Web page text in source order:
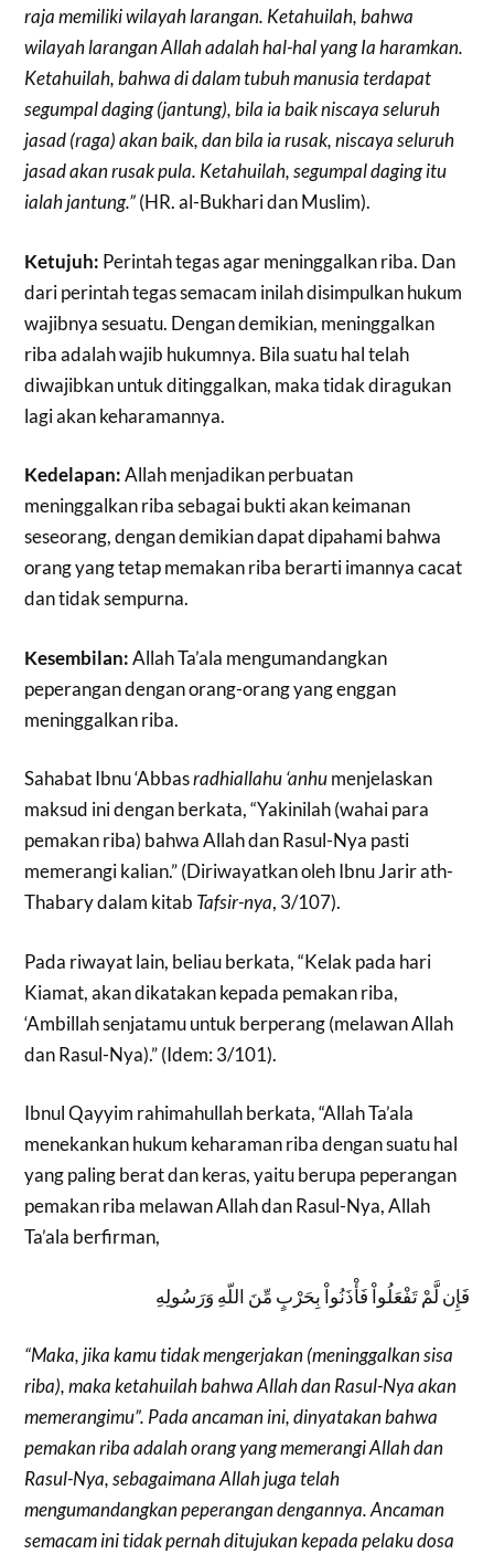
raja memiliki wilayah larangan. Ketahuilah, bahwa
wilayah larangan Allah adalah hal-hal yang Ia haramkan.
Ketahuilah, bahwa di dalam tubuh manusia terdapat
segumpal daging (jantung), bila ia baik niscaya seluruh
jasad (raga) akan baik, dan bila ia rusak, niscaya seluruh
jasad akan rusak pula. Ketahuilah, segumpal daging itu
ialah jantung.”(HR. al-Bukhari dan Muslim).
Ketujuh: Perintah tegas agar meninggalkan riba. Dan
dari perintah tegas semacam inilah disimpulkan hukum
wajibnya sesuatu. Dengan demikian, meninggalkan
riba adalah wajib hukumnya. Bila suatu hal telah
diwajibkan untuk ditinggalkan, maka tidak diragukan
lagi akan keharamannya.
Kedelapan:Allah menjadikan perbuatan
meninggalkan riba sebagai bukti akan keimanan
seseorang, dengan demikian dapat dipahami bahwa
orang yang tetap memakan riba berarti imannya cacat
dan tidak sempurna.
Kesembilan:Allah Ta’ala mengumandangkan
peperangan dengan orang-orang yang enggan
meninggalkan riba.
Sahabat Ibnu ‘Abbasradhiallahu ‘anhumenjelaskan
maksud ini dengan berkata, “Yakinilah (wahai para
pemakan riba) bahwa Allah dan Rasul-Nya pasti
memerangi kalian.” (Diriwayatkan oleh Ibnu Jarir ath-
Thabary dalam kitab Tafsir-nya, 3/107).
Pada riwayat lain, beliau berkata, “Kelak pada hari
Kiamat, akan dikatakan kepada pemakan riba,
‘Ambillah senjatamu untuk berperang (melawan Allah
dan Rasul-Nya).” (Idem: 3/101).
Ibnul Qayyim rahimahullah berkata, “Allah Ta’ala
menekankan hukum keharaman riba dengan suatu hal
yang paling berat dan keras, yaitu berupa peperangan
pemakan riba melawan Allah dan Rasul-Nya, Allah
Ta’ala berfirman,
فَإِن لَّمْ تَفْعَلُواْ فَأْذَنُواْ بِحَرْبٍ مِّنَ اللّهِ وَرَسُولِهِ
“Maka, jika kamu tidak mengerjakan (meninggalkan sisa
riba), maka ketahuilah bahwa Allah dan Rasul-Nya akan
memerangimu”. Pada ancaman ini, dinyatakan bahwa
pemakan riba adalah orang yang memerangi Allah dan
Rasul-Nya, sebagaimana Allah juga telah
mengumandangkan peperangan dengannya. Ancaman
semacam ini tidak pernah ditujukan kepada pelaku dosa